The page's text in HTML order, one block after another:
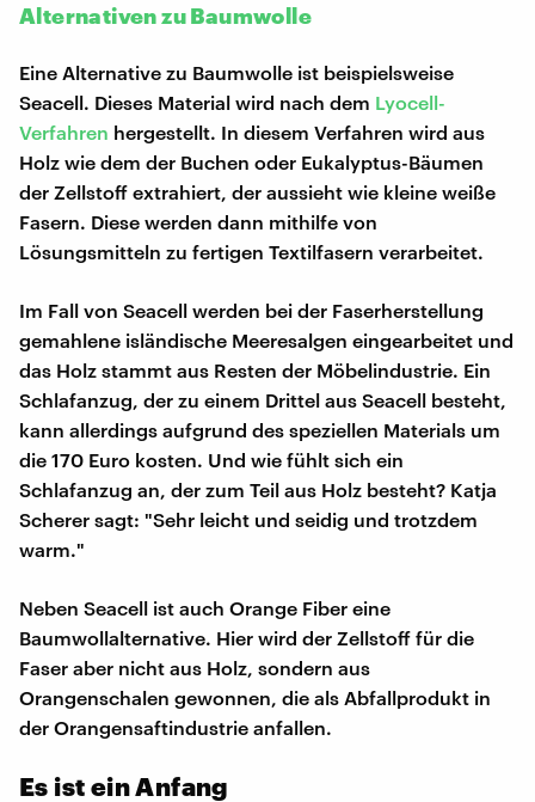
Alternativen zu Baumwolle
Eine Alternative zu Baumwolle ist beispielsweise
Seacell. Dieses Material wird nach dem Lyocell-
Verfahren hergestellt. In diesem Verfahren wird aus
Holz wie dem der Buchen oder Eukalyptus-Bäumen
der Zellstoff extrahiert, der aussieht wie kleine weiße
Fasern. Diese werden dann mithilfe von
Lösungsmitteln zu fertigen Textilfasern verarbeitet.
Im Fall von Seacell werden bei der Faserherstellung
gemahlene isländische Meeresalgen eingearbeitet und
das Holz stammt aus Resten der Möbelindustrie. Ein
Schlafanzug, der zu einem Drittel aus Seacell besteht,
kann allerdings aufgrund des speziellen Materials um
die 170 Euro kosten. Und wie fühlt sich ein
Schlafanzug an, der zum Teil aus Holz besteht? Katja
Scherer sagt: "Sehr leicht und seidig und trotzdem
warm."
Neben Seacell ist auch Orange Fiber eine
Baumwollalternative. Hier wird der Zellstoff für die
Faser aber nicht aus Holz, sondern aus
Orangenschalen gewonnen, die als Abfallprodukt in
der Orangensaftindustrie anfallen.
Es ist ein Anfang